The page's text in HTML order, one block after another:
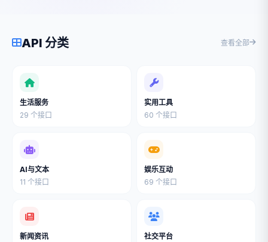
API 分类 查看全部
生活服务
29 个接口
实用工具
60 个接口
AI与文本
11 个接口
娱乐互动
69 个接口
新闻资讯
社交平台